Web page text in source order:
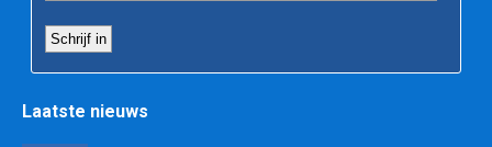
Laatste nieuws